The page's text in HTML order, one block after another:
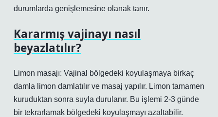
durumlarda genişlemesine olanak tanır.
Kararmış vajinayı nasıl
beyazlatılır?
Limon masajı: Vajinal bölgedeki koyulaşmaya birkaç
damla limon damlatılır ve masaj yapılır. Limon tamamen
kuruduktan sonra suyla durulanır. Bu işlemi 2-3 günde
bir tekrarlamak bölgedeki koyulaşmayı azaltabilir.